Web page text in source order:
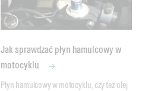
Jak sprawdzać płyn hamulcowy w
motocyklu
Płyn hamulcowy w motocyklu, czy też olej